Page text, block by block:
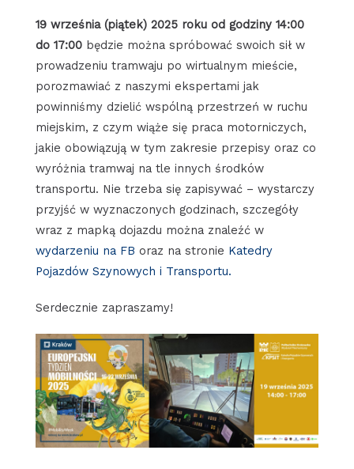
19 września (piątek) 2025 roku od godziny 14:00
do 17:00będzie można spróbować swoich sił w
prowadzeniu tramwaju po wirtualnym mieście,
porozmawiać z naszymi ekspertami jak
powinniśmy dzielić wspólną przestrzeń w ruchu
miejskim, z czym wiąże się praca motorniczych,
jakie obowiązują w tym zakresie przepisy oraz co
wyróżnia tramwaj na tle innych środków
transportu. Nie trzeba się zapisywać – wystarczy
przyjść w wyznaczonych godzinach, szczegóły
wraz z mapką dojazdu można znaleźć w
wydarzeniu na FB oraz na stronie Katedry
Pojazdów Szynowych i Transportu.
Serdecznie zapraszamy!